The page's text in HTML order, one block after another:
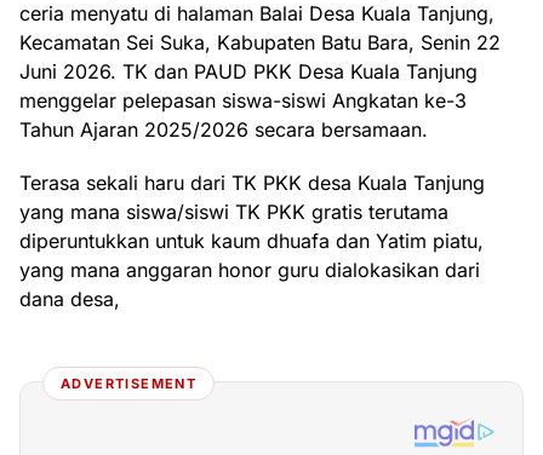
ceria menyatu di halaman Balai Desa Kuala Tanjung,
Kecamatan Sei Suka, Kabupaten Batu Bara, Senin 22
Juni 2026. TK dan PAUD PKK Desa Kuala Tanjung
menggelar pelepasan siswa-siswi Angkatan ke-3
Tahun Ajaran 2025/2026 secara bersamaan.
Terasa sekali haru dari TK PKK desa Kuala Tanjung
yang mana siswa/siswi TK PKK gratis terutama
diperuntukkan untuk kaum dhuafa dan Yatim piatu,
yang mana anggaran honor guru dialokasikan dari
dana desa,
ADVERTISEMENT